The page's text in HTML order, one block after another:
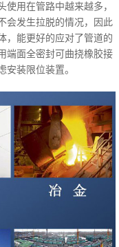
用在管路中越来越多，
会发生拉脱的情况，因此
，能更好的应对了管道的
端面全密封可曲挠橡胶接
安装限位装置。